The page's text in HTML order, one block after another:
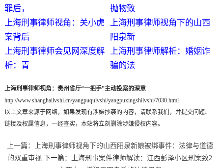
罪后，
抛物致
上海刑事律师视角：关小虎
案背后
上海刑事律师视角下的山西
阳泉新
上海刑事律师会见网深度解
析：青
上海刑事律师解析：婚姻诈
骗的法
上海刑事律师视角：贵州省厅“一把手”主动投案的深意
http://www.shanghailvshi.cn/yangpuqulvshi/yangpuxingshilvshi/7030.html
以上文章来源于网络，如果发现有涉嫌抄袭的内容，请联系我们，并提交问题、
链接及权属信息，一经查实，本站将立刻删除涉嫌侵权内容。
上一篇：
上海刑事律师视角下的山西阳泉新娘被绑事件：法律与道德
的双重审视 下一篇：
上海刑事案件律师解读：江西彭泽小区刑案致2